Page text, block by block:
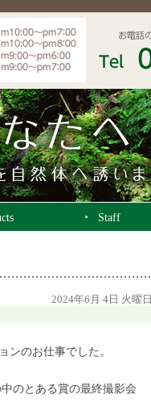
Staff
2024年6月 4日 火曜日
ンのお仕事でした。
のとある賞の最終撮影会